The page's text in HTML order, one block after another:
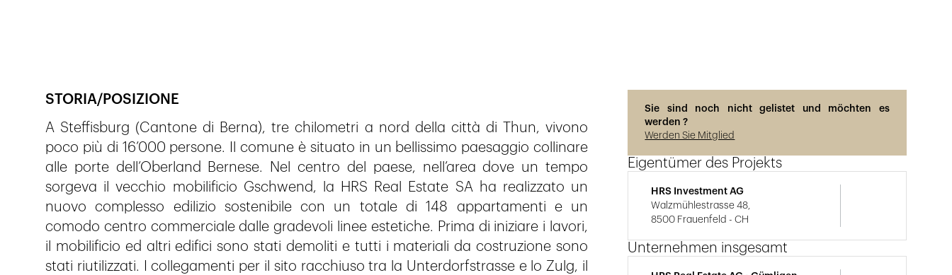
STORIA/POSIZIONE
A Steffisburg (Cantone di Berna), tre chilometri a nord della città di Thun, vivono
poco più di 16’000 persone. Il comune è situato in un bellissimo paesaggio collinare
alle porte dell’Oberland Bernese. Nel centro del paese, nell’area dove un tempo
sorgeva il vecchio mobilificio Gschwend, la HRS Real Estate SA ha realizzato un
nuovo complesso edilizio sostenibile con un totale di 148 appartamenti e un
comodo centro commerciale dalle gradevoli linee estetiche. Prima di iniziare i lavori,
il mobilificio ed altri edifici sono stati demoliti e tutti i materiali da costruzione sono
stati riutilizzati. I collegamenti per il sito racchiuso tra la Unterdorfstrasse e lo Zulg, il
Sie sind noch nicht gelistet und möchten es
werden ?
Werden Sie Mitglied
Eigentümer des Projekts
HRS Investment AG
Walzmühlestrasse 48,
8500 Frauenfeld - CH
Unternehmen insgesamt